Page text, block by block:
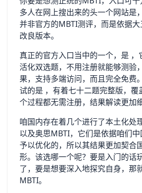
多人在网上搜出来的头一个网站是
并非官方的MBTI测评，而是依据
改良版本。
真正的官方入口当中的一个，是 ，
活化双选题，不用注册就能够测验
果，支持多端访问，而且完全免费
试的是 ，有着七十二题完整版，覆
个过程都无需注册，结果解读更加
咱国内存在着几个进行了本土化处
以及奥思MBTI，它们是依据咱们
予以优化的，所以其结果更加契合
形。该选哪一个呢？要是入门的话
了，要是想要深入地探究自身，那
MBTI。